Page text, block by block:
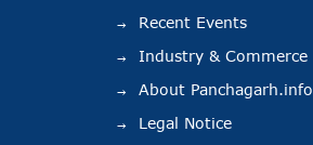
Recent Events
Industry & Commerce
About Panchagarh.info
Legal Notice